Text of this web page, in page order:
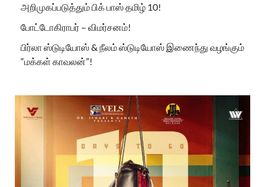
அறிமுகப்படுத்தும் பிக் பாஸ் தமிழ் 10!
போட்டோகிராபர் – விமர்சனம்!
பிர்லா ஸ்டுடியோஸ் & நீலம் ஸ்டுடியோஸ் இணைந்து வழங்கும்
“மக்கள் காவலன்”!